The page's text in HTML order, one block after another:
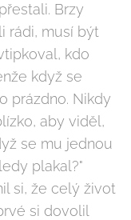
Brzy
rádi, musí být
kdo
když se
prázdno. Nikdy
aby viděl,
se mu jednou
plakal?"
si, že celý život
si dovolil